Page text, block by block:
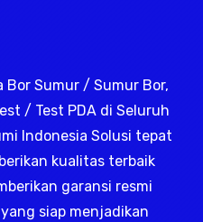
Bor Sumur / Sumur Bor,
/ Test PDA di Seluruh
Indonesia Solusi tepat
kualitas terbaik
garansi resmi
siap menjadikan